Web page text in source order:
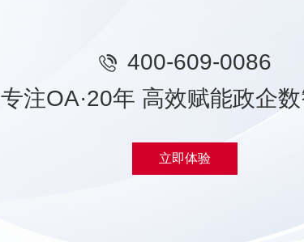
400-609-0086
专注OA·20年 高效赋能政企
立即体验